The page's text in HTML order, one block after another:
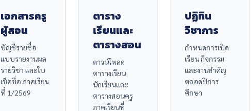
เอกสารครู
ผู้สอน
บัญชีรายชื่อ
แบบรายงานผล
รายวิชา และใบ
เช็คชื่อ ภาคเรียน
ที่ 1/2569
ตาราง
เรียนและ
ตารางสอน
ดาวน์โหลด
ตารางเรียน
นักเรียนและ
ตารางสอนครู
ภาคเรียนที่
ปฏิทิน
วิชาการ
กำหนดการเปิด
เรียน กิจกรรม
และงานสำคัญ
ตลอดปีการ
ศึกษา